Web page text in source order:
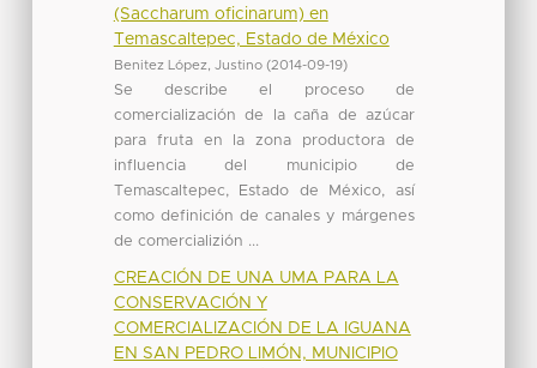
(Saccharum oficinarum) en
Temascaltepec, Estado de México
Benitez López, Justino (2014-09-19)
Se describe el proceso de
comercialización de la caña de azúcar
para fruta en la zona productora de
influencia del municipio de
Temascaltepec, Estado de México, así
como definición de canales y márgenes
de comercializión ...
CREACIÓN DE UNA UMA PARA LA
CONSERVACIÓN Y
COMERCIALIZACIÓN DE LA IGUANA
EN SAN PEDRO LIMÓN, MUNICIPIO